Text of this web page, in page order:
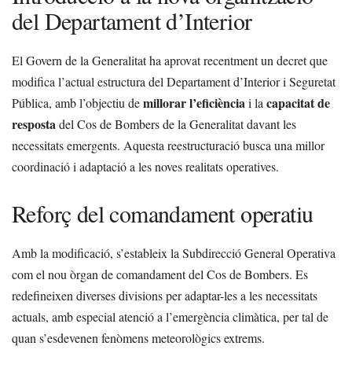
del Departament d’Interior
El Govern de la Generalitat ha aprovat recentment un decret que
modifica l’actual estructura del Departament d’Interior i Seguretat
Pública, amb l’objectiu demillorar l’eficiènciai la capacitat de
respostadel Cos de Bombers de la Generalitat davant les
necessitats emergents. Aquesta reestructuració busca una millor
coordinació i adaptació a les noves realitats operatives.
Reforç del comandament operatiu
Amb la modificació, s’estableix la Subdirecció General Operativa
com el nou òrgan de comandament del Cos de Bombers. Es
redefineixen diverses divisions per adaptar-les a les necessitats
actuals, amb especial atenció a l’emergència climàtica, per tal de
quan s’esdevenen fenòmens meteorològics extrems.